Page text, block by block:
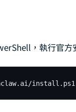
，執行官方